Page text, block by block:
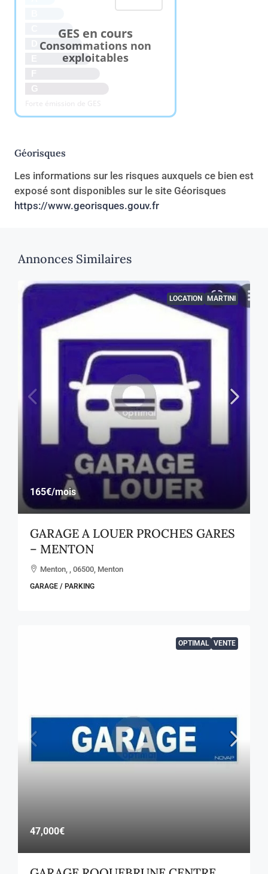
G
Forte émission de GES
GES en cours
Consommations non
exploitables
Géorisques
Les informations sur les risques auxquels ce bien est
exposé sont disponibles sur le site Géorisques
https://www.georisques.gouv.fr
Annonces Similaires
LOCATION MARTINI
165€/mois
GARAGE A LOUER PROCHES GARES
– MENTON
Menton, , 06500, Menton
GARAGE / PARKING
OPTIMAL VENTE
47,000€